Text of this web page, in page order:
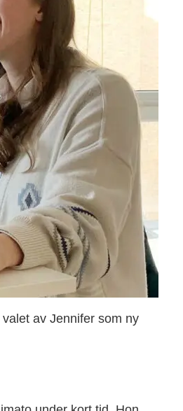
av Jennifer som ny